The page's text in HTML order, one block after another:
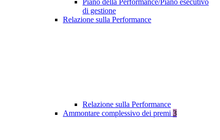
Piano della Performance/Piano esecutivo
di gestione
Relazione sulla Performance
Relazione sulla Performance
Ammontare complessivo dei premi 3